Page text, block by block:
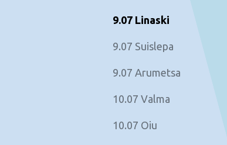
9.07 Linaski
9.07 Suislepa
9.07 Arumetsa
10.07 Valma
10.07 Oiu